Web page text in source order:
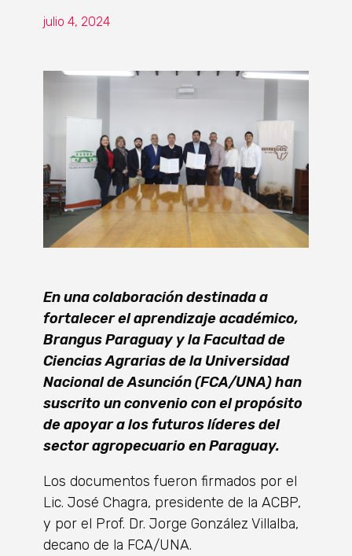
julio 4, 2024
En una colaboración destinada a
fortalecer el aprendizaje académico,
Brangus Paraguay y la Facultad de
Ciencias Agrarias de la Universidad
Nacional de Asunción (FCA/UNA) han
suscrito un convenio con el propósito
de apoyar a los futuros líderes del
sector agropecuario en Paraguay.
Los documentos fueron firmados por el
Lic. José Chagra, presidente de la ACBP,
y por el Prof. Dr. Jorge González Villalba,
decano de la FCA/UNA.